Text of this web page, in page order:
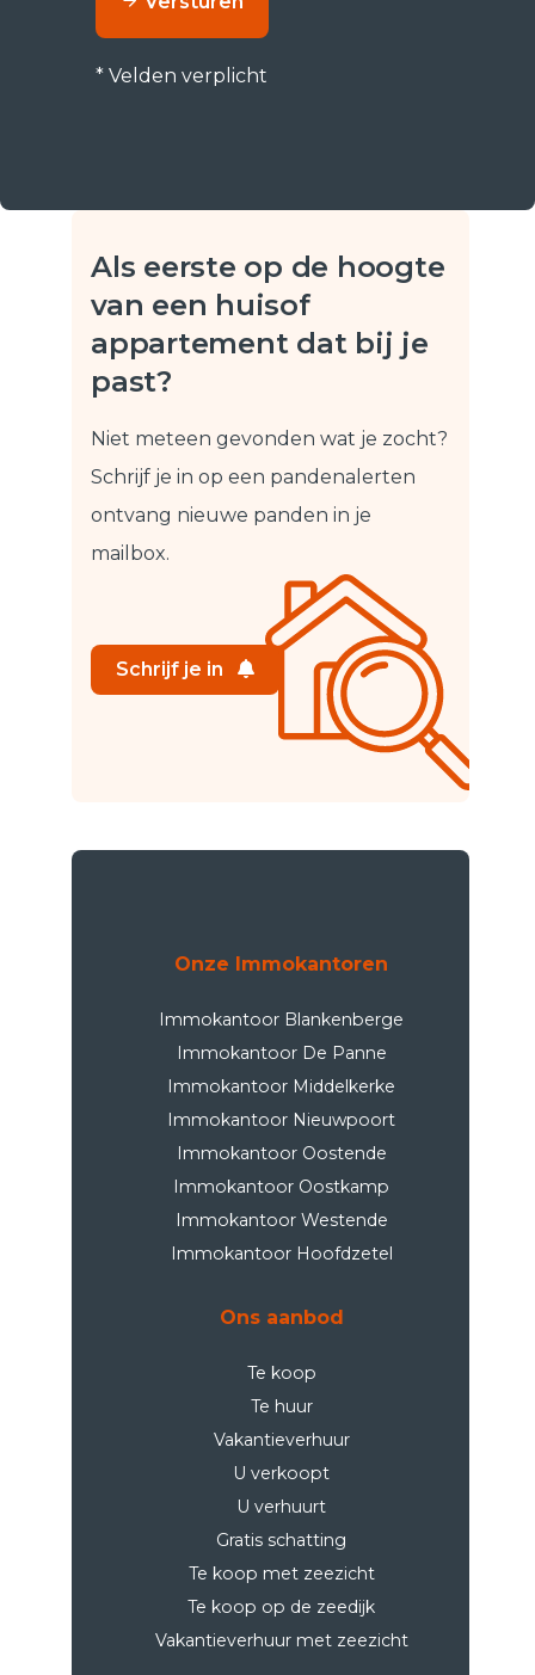
* Velden verplicht
Als eerste op de hoogte
van een huisof
appartement dat bij je
past?
Niet meteen gevonden wat je zocht?
Schrijf je in op een pandenalerten
ontvang nieuwe panden in je
mailbox.
Schrijf je in
Onze Immokantoren
Immokantoor Blankenberge
Immokantoor De Panne
Immokantoor Middelkerke
Immokantoor Nieuwpoort
Immokantoor Oostende
Immokantoor Oostkamp
Immokantoor Westende
Immokantoor Hoofdzetel
Ons aanbod
Te koop
Te huur
Vakantieverhuur
U verkoopt
U verhuurt
Gratis schatting
Te koop met zeezicht
Te koop op de zeedijk
Vakantieverhuur met zeezicht